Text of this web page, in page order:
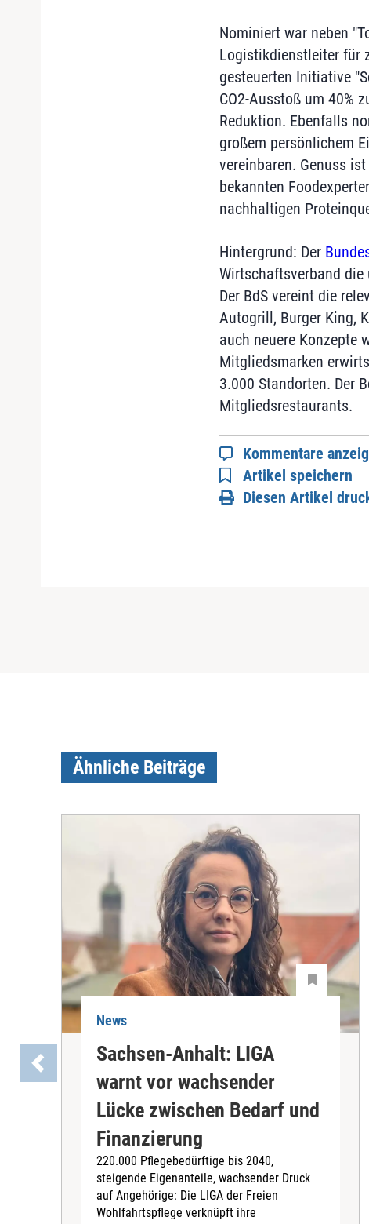
Nominiert war neben
Logistikdienstleiter für
gesteuerten Initiative
CO2-Ausstoß um 40%
Reduktion. Ebenfalls
großem persönlichem
vereinbaren. Genuss
bekannten
nachhaltigen
Hintergrund: Der
Wirtschaftsverband die
Der BdS vereint die
Autogrill, Burger King,
auch neuere Konzepte
Mitgliedsmarken
3.000 Standorten. Der
Mitgliedsrestaurants.
Kommentare
Artikel speichern
Diesen Artikel
Ähnliche Beiträge
News
Sachsen-Anhalt: LIGA
warnt vor wachsender
Lücke zwischen Bedarf und
Finanzierung
220.000 Pflegebedürftige bis 2040,
steigende Eigenanteile, wachsender Druck
auf Angehörige: Die LIGA der Freien
Wohlfahrtspflege verknüpft ihre